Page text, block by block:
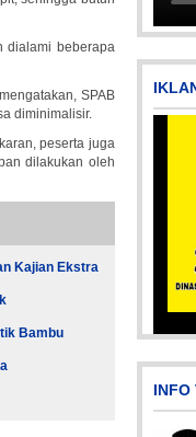
dialami beberapa
SPAB
diminimalisir.
peserta juga
dilakukan oleh
Kajian Ekstra
Bambu
INFO